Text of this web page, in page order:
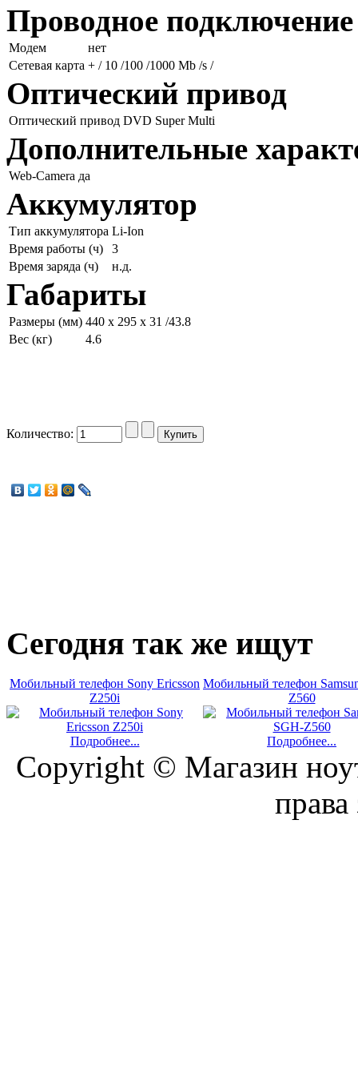
Проводное подключение
Модем
нет
Сетевая карта + / 10 /100 /1000 Mb /s /
Оптический привод
Оптический привод DVD Super Multi
Дополнительные
Web-Camera да
Аккумулятор
Тип аккумулятора Li-Ion
Время работы (ч)
3
Время заряда (ч)
н.д.
Габариты
Размеры (мм) 440 x 295 x 31 /43.8
Вес (кг)
4.6
Количество:
Сегодня так же ищут
Мобильный телефон Sony Ericsson
Z250i
Подробнее...
Мобильный телефон
Z560
Подробнее...
Copyright © Магазин